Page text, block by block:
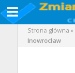
Strona główna »
Inowrocław